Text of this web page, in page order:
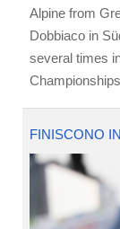
Alpine from
Dobbiaco in
several times
FINISCONO